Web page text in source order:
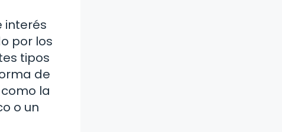
interés
por los
tipos
de
la
o un